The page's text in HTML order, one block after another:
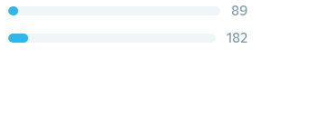
89
182